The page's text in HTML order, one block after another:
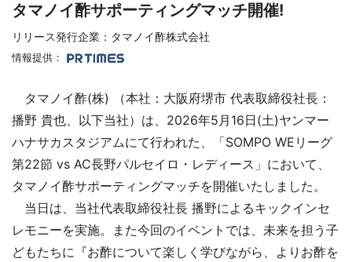
タマノイ酢サポーティングマッチ開催!
リリース発行企業：タマノイ酢株式会社
情報提供：
タマノイ酢(株) （本社：大阪府堺市 代表取締役社長：
播野 貴也、以下当社）は、2026年5月16日(土)ヤンマー
ハナサカスタジアムにて行われた、「SOMPO WEリーグ
第22節 vs AC長野パルセイロ・レディース」において、
タマノイ酢サポーティングマッチを開催いたしました。
当日は、当社代表取締役社長 播野によるキックインセ
レモニーを実施。また今回のイベントでは、未来を担う子
どもたちに『お酢について楽しく学びながら、よりお酢を